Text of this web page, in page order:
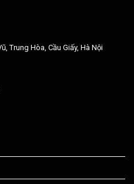
Trung Hòa, Cầu Giấy, Hà Nội